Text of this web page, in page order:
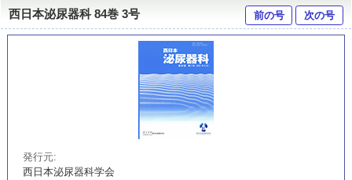
西日本泌尿器科 84巻 3号 前の号 次の号
発行元
西日本泌尿器科学会